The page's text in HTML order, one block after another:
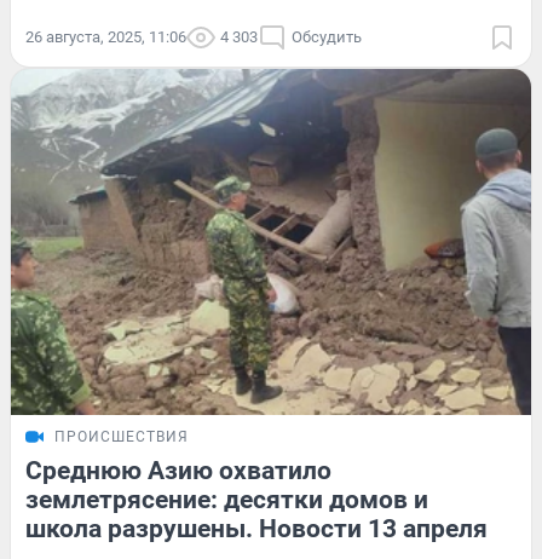
26 августа, 2025, 11:06 4 303 Обсудить
ПРОИСШЕСТВИЯ
Среднюю Азию охватило
землетрясение: десятки домов и
школа разрушены. Новости 13 апреля